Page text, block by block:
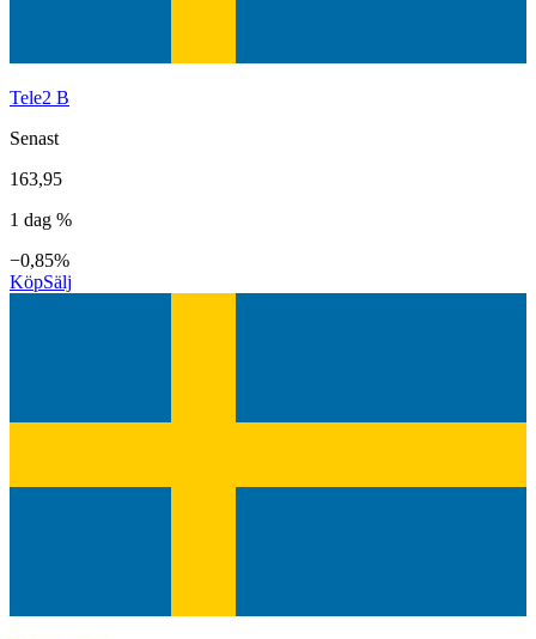
Tele2 B
Senast
163,95
1 dag %
−0,85%
KöpSälj